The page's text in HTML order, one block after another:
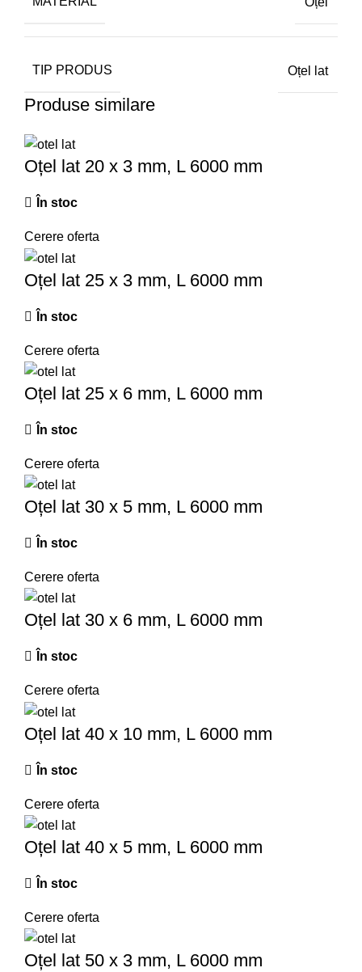
TIP PRODUS Oțel lat
Produse similare
Oțel lat 20 x 3 mm, L 6000 mm
În stoc
Cerere oferta
Oțel lat 25 x 3 mm, L 6000 mm
În stoc
Cerere oferta
Oțel lat 25 x 6 mm, L 6000 mm
În stoc
Cerere oferta
Oțel lat 30 x 5 mm, L 6000 mm
În stoc
Cerere oferta
Oțel lat 30 x 6 mm, L 6000 mm
În stoc
Cerere oferta
Oțel lat 40 x 10 mm, L 6000 mm
În stoc
Cerere oferta
Oțel lat 40 x 5 mm, L 6000 mm
În stoc
Cerere oferta
Oțel lat 50 x 3 mm, L 6000 mm